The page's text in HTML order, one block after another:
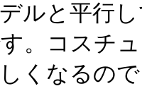
ルと平行
。コスチ
くなるの